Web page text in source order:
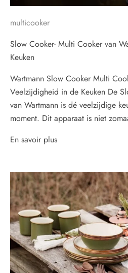
multicooker
Slow Cooker- Multi Cooker van
Keuken
Wartmann Slow Cooker Multi
Veelzijdigheid in de Keuken De
van Wartmann is dé veelzijdige
moment. Dit apparaat is niet
En savoir plus